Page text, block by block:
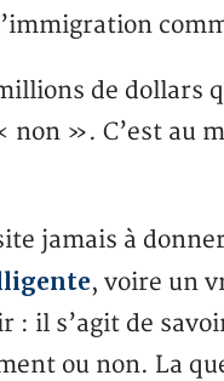
de dollars
non ». C’est au
jamais à
, voire un
: il s’agit de
ou non. La